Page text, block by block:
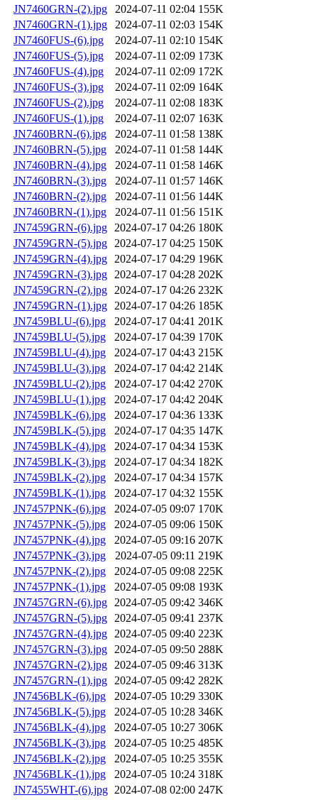
JN7460GRN-(2).jpg
2024-07-11 02:04 155K
JN7460GRN-(1).jpg
2024-07-11 02:03 154K
JN7460FUS-(6).jpg
2024-07-11 02:10 154K
JN7460FUS-(5).jpg
2024-07-11 02:09 173K
JN7460FUS-(4).jpg
2024-07-11 02:09 172K
JN7460FUS-(3).jpg
2024-07-11 02:09 164K
JN7460FUS-(2).jpg
2024-07-11 02:08 183K
JN7460FUS-(1).jpg
2024-07-11 02:07 163K
JN7460BRN-(6).jpg
2024-07-11 01:58 138K
JN7460BRN-(5).jpg
2024-07-11 01:58 144K
JN7460BRN-(4).jpg
2024-07-11 01:58 146K
JN7460BRN-(3).jpg
2024-07-11 01:57 146K
JN7460BRN-(2).jpg
2024-07-11 01:56 144K
JN7460BRN-(1).jpg
2024-07-11 01:56 151K
JN7459GRN-(6).jpg
2024-07-17 04:26 180K
JN7459GRN-(5).jpg
2024-07-17 04:25 150K
JN7459GRN-(4).jpg
2024-07-17 04:29 196K
JN7459GRN-(3).jpg
2024-07-17 04:28 202K
JN7459GRN-(2).jpg
2024-07-17 04:26 232K
JN7459GRN-(1).jpg
2024-07-17 04:26 185K
JN7459BLU-(6).jpg
2024-07-17 04:41 201K
JN7459BLU-(5).jpg
2024-07-17 04:39 170K
JN7459BLU-(4).jpg
2024-07-17 04:43 215K
JN7459BLU-(3).jpg
2024-07-17 04:42 214K
JN7459BLU-(2).jpg
2024-07-17 04:42 270K
JN7459BLU-(1).jpg
2024-07-17 04:42 204K
JN7459BLK-(6).jpg
2024-07-17 04:36 133K
JN7459BLK-(5).jpg
2024-07-17 04:35 147K
JN7459BLK-(4).jpg
2024-07-17 04:34 153K
JN7459BLK-(3).jpg
2024-07-17 04:34 182K
JN7459BLK-(2).jpg
2024-07-17 04:34 157K
JN7459BLK-(1).jpg
2024-07-17 04:32 155K
JN7457PNK-(6).jpg
2024-07-05 09:07 170K
JN7457PNK-(5).jpg
2024-07-05 09:06 150K
JN7457PNK-(4).jpg
2024-07-05 09:16 207K
JN7457PNK-(3).jpg
2024-07-05 09:11 219K
JN7457PNK-(2).jpg
2024-07-05 09:08 225K
JN7457PNK-(1).jpg
2024-07-05 09:08 193K
JN7457GRN-(6).jpg
2024-07-05 09:42 346K
JN7457GRN-(5).jpg
2024-07-05 09:41 237K
JN7457GRN-(4).jpg
2024-07-05 09:40 223K
JN7457GRN-(3).jpg
2024-07-05 09:50 288K
JN7457GRN-(2).jpg
2024-07-05 09:46 313K
JN7457GRN-(1).jpg
2024-07-05 09:42 282K
JN7456BLK-(6).jpg
2024-07-05 10:29 330K
JN7456BLK-(5).jpg
2024-07-05 10:28 346K
JN7456BLK-(4).jpg
2024-07-05 10:27 306K
JN7456BLK-(3).jpg
2024-07-05 10:25 485K
JN7456BLK-(2).jpg
2024-07-05 10:25 355K
JN7456BLK-(1).jpg
2024-07-05 10:24 318K
JN7455WHT-(6).jpg 2024-07-08 02:00 247K